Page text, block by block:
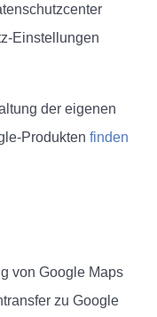
Einstellungen
der eigenen
Produkten finden
von Google Maps
zu Google